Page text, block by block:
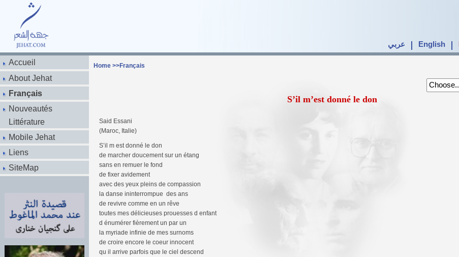
عربي English
Accueil
About Jehat
Français
Nouveautés
Littérature
Mobile Jehat
Liens
SiteMap
Home >>Français
S’il m’est donné le don
Said Essani
(Maroc, Italie)
S’il m est donné le don
de marcher doucement sur un étang
sans en remuer le fond
de fixer avidement
avec des yeux pleins de compassion
la danse ininterrompue des ans
de revivre comme en un rêve
toutes mes délicieuses prouesses d enfant
d énumérer fièrement un par un
la myriade infinie de mes surnoms
de croire encore le coeur innocent
qu il arrive parfois que le ciel descend